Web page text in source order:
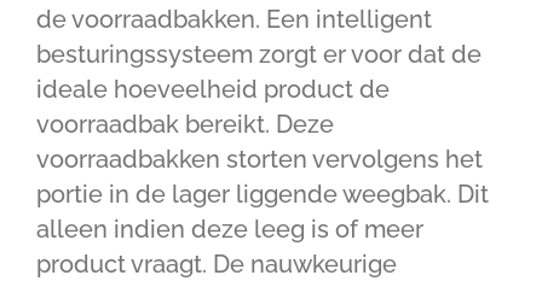
de voorraadbakken. Een intelligent
besturingssysteem zorgt er voor dat de
ideale hoeveelheid product de
voorraadbak bereikt. Deze
voorraadbakken storten vervolgens het
portie in de lager liggende weegbak. Dit
alleen indien deze leeg is of meer
product vraagt. De nauwkeurige